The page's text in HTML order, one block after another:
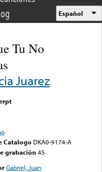
Español
Tu No
Juarez
Catalogo DKA0-9174-A
grabación 45
Gabriel, Juan